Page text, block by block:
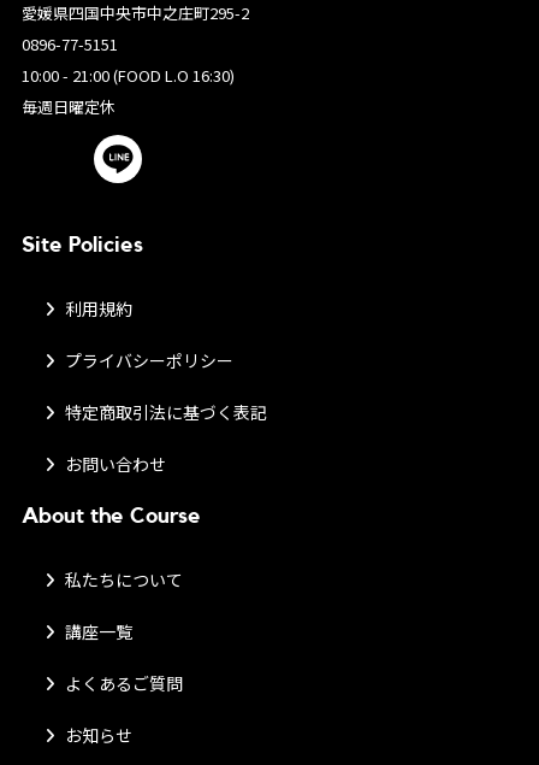
愛媛県四国中央市中之庄町295-2
0896-77-5151
10:00 - 21:00 (FOOD L.O 16:30)
毎週日曜定休
Site Policies
利用規約
プライバシーポリシー
特定商取引法に基づく表記
お問い合わせ
About the Course
私たちについて
講座一覧
よくあるご質問
お知らせ